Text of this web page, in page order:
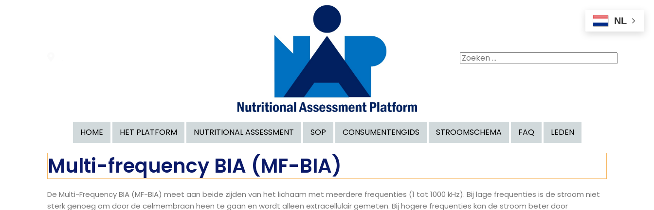
Zoeken
HOME HET PLATFORM NUTRITIONAL ASSESSMENT SOP CONSUMENTENGIDS STROOMSCHEMA FAQ LEDEN
Multi-frequency BIA (MF-BIA)
De Multi-Frequency BIA (MF-BIA) meet aan beide zijden van het lichaam met meerdere frequenties (1 tot 1000 kHz). Bij lage frequenties is de stroom niet
sterk genoeg om door de celmembraan heen te gaan en wordt alleen extracellulair gemeten. Bij hogere frequenties kan de stroom beter door
NL